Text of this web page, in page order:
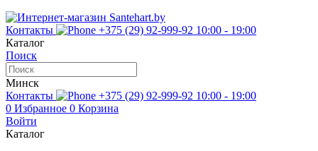
Контакты +375 (29) 92-999-92 10:00 - 19:00
Каталог
Поиск
Минск
Контакты
+375 (29) 92-999-92 10:00 - 19:00
0 Избранное 0 Корзина
Войти
Каталог